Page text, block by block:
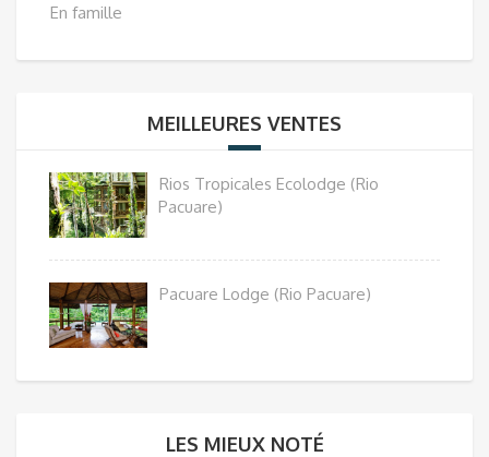
En famille
MEILLEURES VENTES
Rios Tropicales Ecolodge (Rio
Pacuare)
Pacuare Lodge (Rio Pacuare)
LES MIEUX NOTÉ